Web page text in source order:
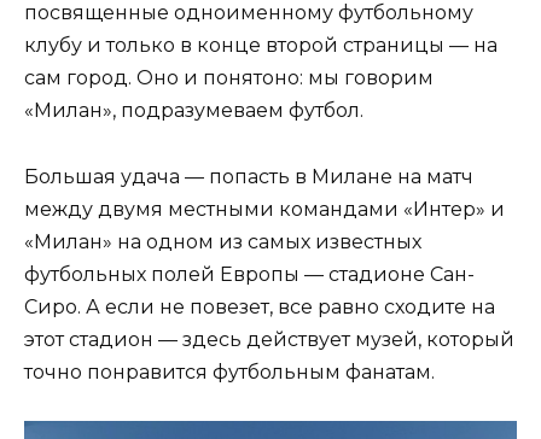
посвященные одноименному футбольному
клубу и только в конце второй страницы — на
сам город. Оно и понятоно: мы говорим
«Милан», подразумеваем футбол.
Большая удача — попасть в Милане на матч
между двумя местными командами «Интер» и
«Милан» на одном из самых известных
футбольных полей Европы — стадионе Сан-
Сиро. А если не повезет, все равно сходите на
этот стадион — здесь действует музей, который
точно понравится футбольным фанатам.